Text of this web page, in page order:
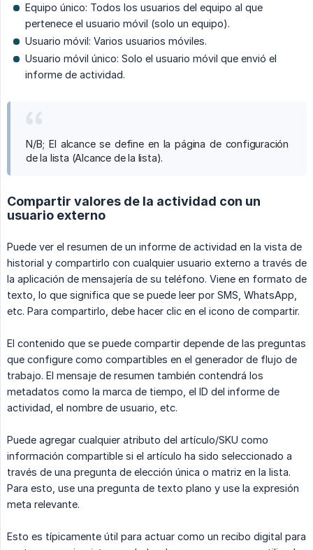
Equipo único: Todos los usuarios del equipo al que
pertenece el usuario móvil (solo un equipo).
Usuario móvil: Varios usuarios móviles.
Usuario móvil único: Solo el usuario móvil que envió el
informe de actividad.
N/B; El alcance se define en la página de configuración
de la lista (Alcance de la lista).
Compartir valores de la actividad con un
usuario externo
Puede ver el resumen de un informe de actividad en la vista de
historial y compartirlo con cualquier usuario externo a través de
la aplicación de mensajería de su teléfono. Viene en formato de
texto, lo que significa que se puede leer por SMS, WhatsApp,
etc. Para compartirlo, debe hacer clic en el icono de compartir.
El contenido que se puede compartir depende de las preguntas
que configure como compartibles en el generador de flujo de
trabajo. El mensaje de resumen también contendrá los
metadatos como la marca de tiempo, el ID del informe de
actividad, el nombre de usuario, etc.
Puede agregar cualquier atributo del artículo/SKU como
información compartible si el artículo ha sido seleccionado a
través de una pregunta de elección única o matriz en la lista.
Para esto, use una pregunta de texto plano y use la expresión
meta relevante.
Esto es típicamente útil para actuar como un recibo digital para